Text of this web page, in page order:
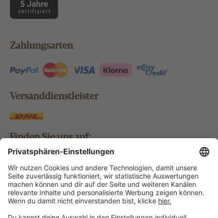
Zahlungsarten
Versanddienstleister
Finden Sie uns auf:
Bestellung widerrufen